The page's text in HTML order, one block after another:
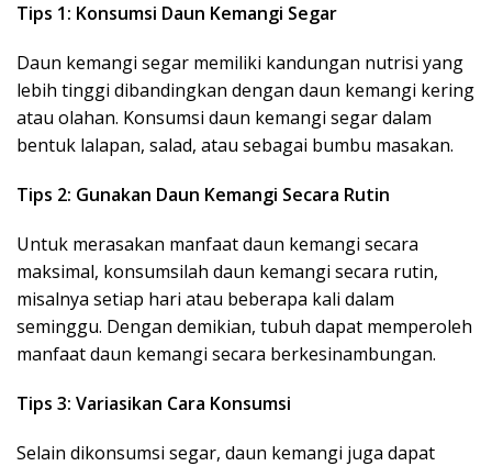
Tips 1: Konsumsi Daun Kemangi Segar
Daun kemangi segar memiliki kandungan nutrisi yang
lebih tinggi dibandingkan dengan daun kemangi kering
atau olahan. Konsumsi daun kemangi segar dalam
bentuk lalapan, salad, atau sebagai bumbu masakan.
Tips 2: Gunakan Daun Kemangi Secara Rutin
Untuk merasakan manfaat daun kemangi secara
maksimal, konsumsilah daun kemangi secara rutin,
misalnya setiap hari atau beberapa kali dalam
seminggu. Dengan demikian, tubuh dapat memperoleh
manfaat daun kemangi secara berkesinambungan.
Tips 3: Variasikan Cara Konsumsi
Selain dikonsumsi segar, daun kemangi juga dapat